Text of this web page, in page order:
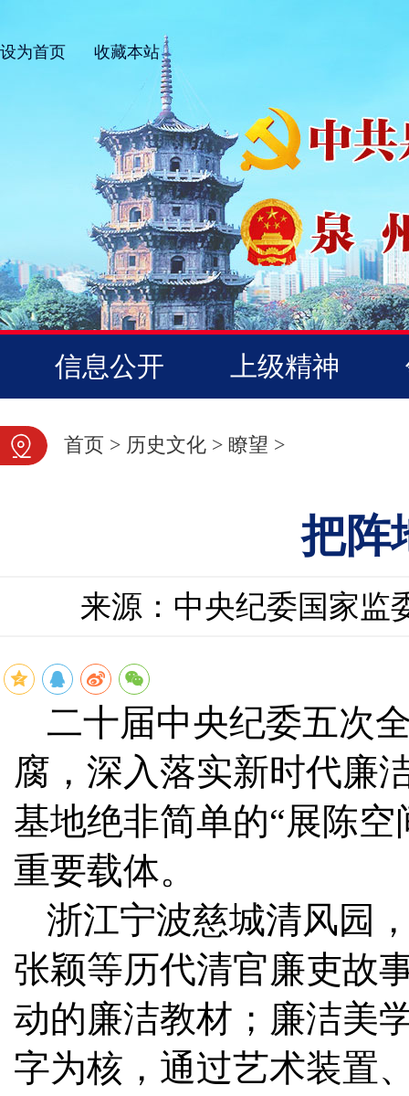
设为首页 收藏本站
信息公开 上级精神
首页 > 历史文化 > 瞭望 >
把阵
来源：中央纪委国家监
二十届中央纪委五次
腐，深入落实新时代廉
基地绝非简单的“展陈
重要载体。
浙江宁波慈城清风园
张颖等历代清官廉吏故
动的廉洁教材；廉洁美
字为核，通过艺术装置